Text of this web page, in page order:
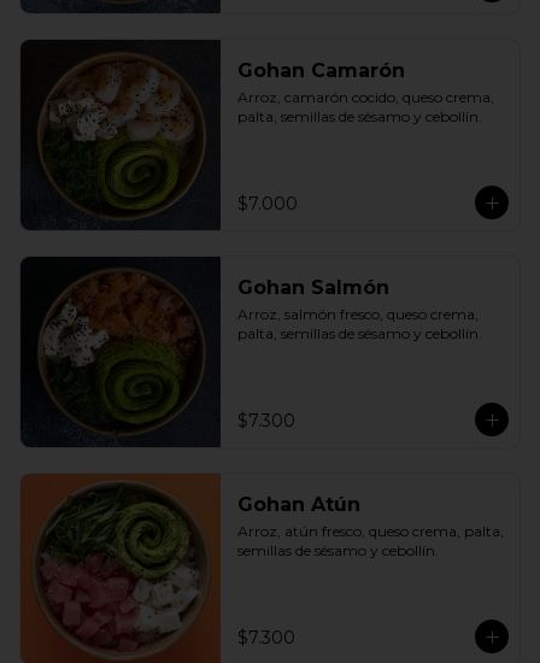
Gohan Camarón
Arroz, camarón cocido, queso crema,
palta, semillas de sésamo y cebollín.
$7.000
Gohan Salmón
Arroz, salmón fresco, queso crema,
palta, semillas de sésamo y cebollín.
$7.300
Gohan Atún
Arroz, atún fresco, queso crema, palta,
semillas de sésamo y cebollín.
$7.300